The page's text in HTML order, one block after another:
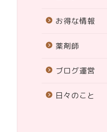
お得な情報
薬剤師
ブログ運営
日々のこと